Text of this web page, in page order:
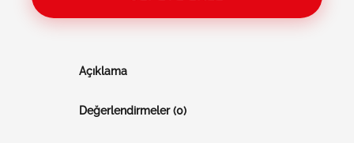
Açıklama
Değerlendirmeler (0)